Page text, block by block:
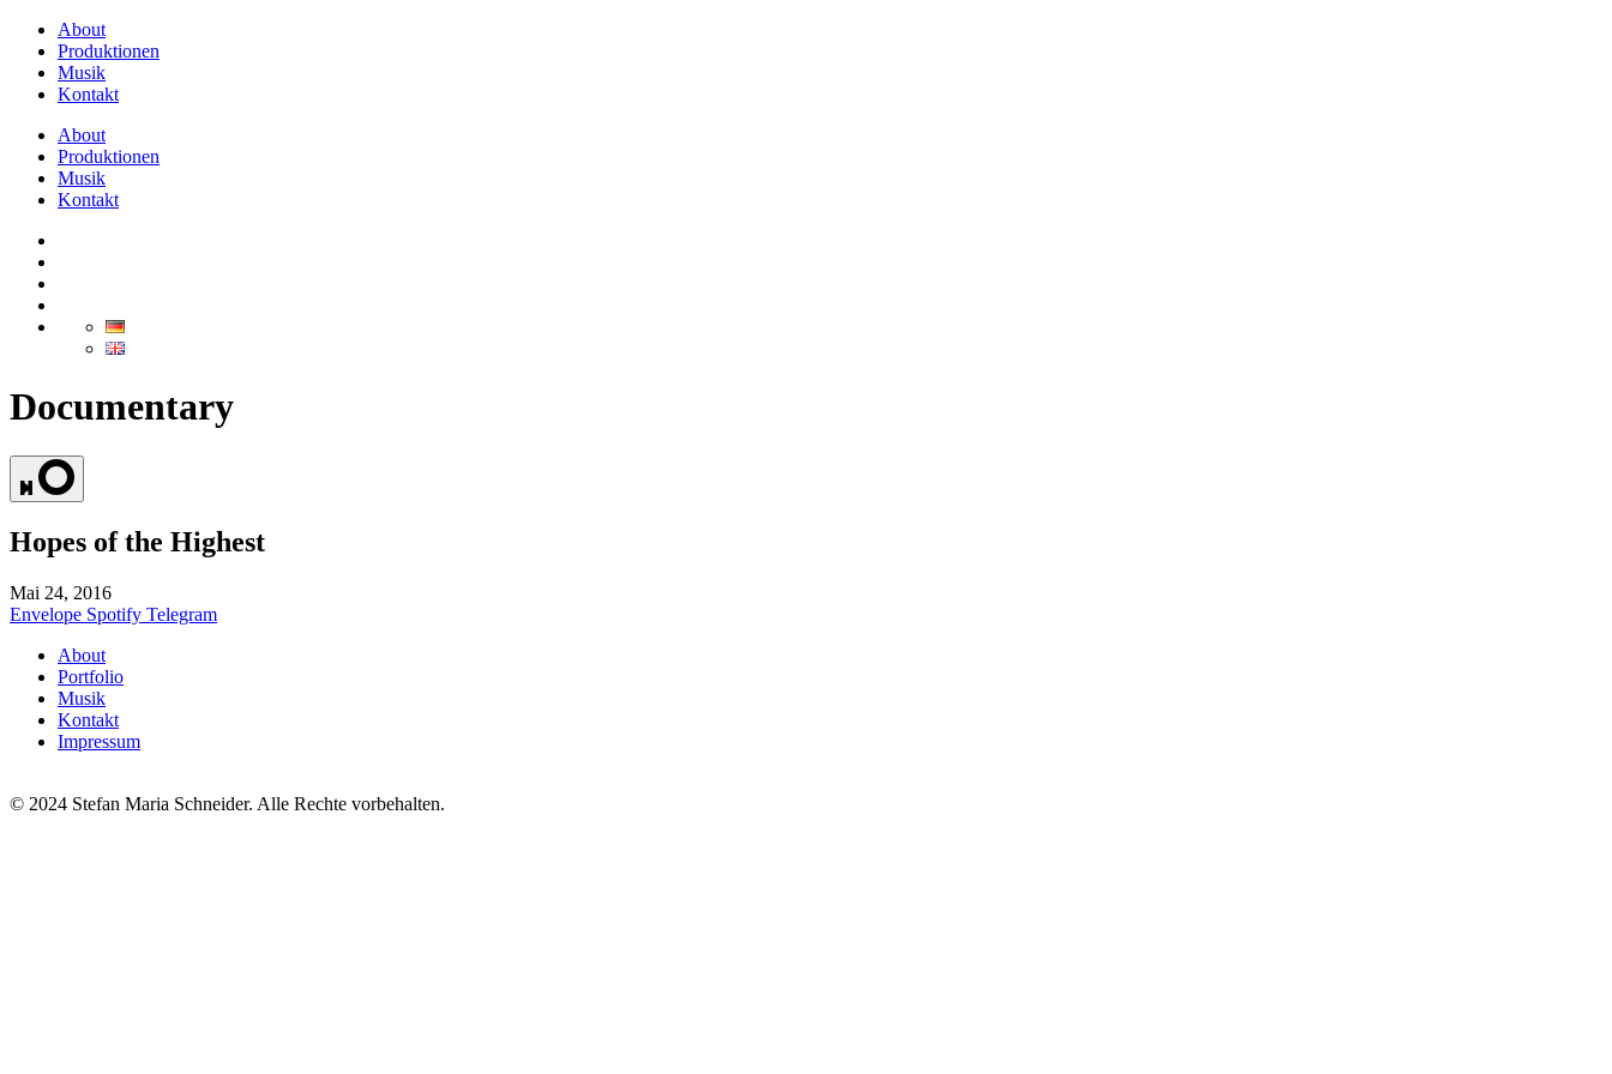
About
Produktionen
Musik
Kontakt
About
Produktionen
Musik
Kontakt
Documentary
Hopes of the Highest
Mai 24, 2016
Envelope Spotify Telegram
About
Portfolio
Musik
Kontakt
Impressum
© 2024 Stefan Maria Schneider. Alle Rechte vorbehalten.